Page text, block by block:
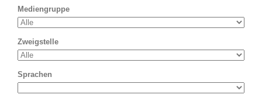
Mediengruppe
Zweigstelle
Sprachen